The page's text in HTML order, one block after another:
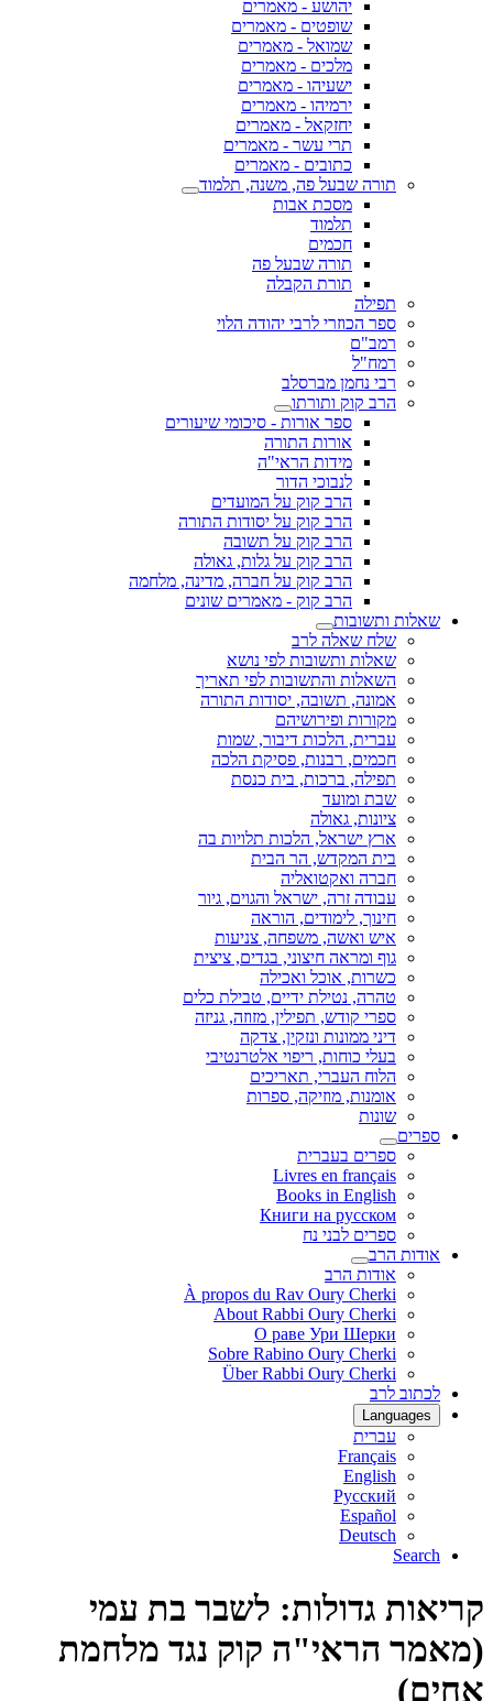
יהושע - מאמרים
שופטים - מאמרים
שמואל - מאמרים
מלכים - מאמרים
ישעיהו - מאמרים
ירמיהו - מאמרים
יחזקאל - מאמרים
תרי עשר - מאמרים
כתובים - מאמרים
תורה שבעל פה, משנה, תלמוד
מסכת אבות
תלמוד
חכמים
תורה שבעל פה
תורת הקבלה
תפילה
ספר הכוזרי לרבי יהודה הלוי
רמב"ם
רמח"ל
רבי נחמן מברסלב
הרב קוק ותורתו
ספר אורות - סיכומי שיעורים
אורות התורה
מידות הראי"ה
לנבוכי הדור
הרב קוק על המועדים
הרב קוק על יסודות התורה
הרב קוק על תשובה
הרב קוק על גלות, גאולה
הרב קוק על חברה, מדינה, מלחמה
הרב קוק - מאמרים שונים
שאלות ותשובות
שלח שאלה לרב
שאלות ותשובות לפי נושא
השאלות והתשובות לפי תאריך
אמונה, תשובה, יסודות התורה
מקורות ופירושיהם
עברית, הלכות דיבור, שמות
חכמים, רבנות, פסיקת הלכה
תפילה, ברכות, בית כנסת
שבת ומועד
ציונות, גאולה
ארץ ישראל, הלכות תלויות בה
בית המקדש, הר הבית
חברה ואקטואליה
עבודה זרה, ישראל והגוים, גיור
חינוך, לימודים, הוראה
איש ואשה, משפחה, צניעות
גוף ומראה חיצוני, בגדים, ציצית
כשרות, אוכל ואכילה
טהרה, נטילת ידיים, טבילת כלים
ספרי קודש, תפילין, מזוזה, גניזה
דיני ממונות ונזקין, צדקה
בעלי כוחות, ריפוי אלטרנטיבי
הלוח העברי, תאריכים
אומנות, מוזיקה, ספרות
שונות
ספרים
ספרים בעברית
Livres en français
Books in English
Книги на русском
ספרים לבני נח
אודות הרב
אודות הרב
À propos du Rav Oury Cherki
About Rabbi Oury Cherki
О раве Ури Шерки
Sobre Rabino Oury Cherki
Über Rabbi Oury Cherki
לכתוב לרב
Languages
עברית
Français
English
Русский
Español
Deutsch
Search
קריאות גדולות: לשבר בת עמי
(מאמר הראי"ה קוק נגד מלחמת
אחים)